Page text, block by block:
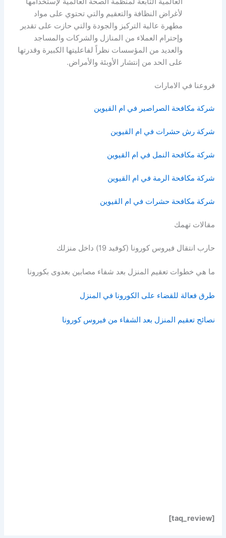
لأغراض النظافة والتعقيم والتي تحتوي على مواد
مطهرة عالية التركيز والجودة والتي حازت على تقدير
وإحترام العملاء من المنازل والشركات والمساجد
والعديد من المؤسسات نظراً لفاعليتها الكبيرة وقدرتها
على الحد من إنتشار الأوبئة والأمراض.
فروعنا في الامارات
شركة مكافحة الصراصير في ام القيوين
شركة رش حشرات في ام القيوين
شركة مكافحة النمل في ام القيوين
شركة مكافحة الرمة في ام القيوين
شركة مكافحة حشرات في ام القيوين
مقالات تهمك
حارب انتقال فيروس كورونا (كوفيد 19) داخل منزلك
ما هي خطوات تعقيم المنزل بعد شفاء مصابين بعدوى بكورونا
طرق فعالة للقضاء على الكورونا في المنزل
نصائح تعقيم المنزل بعد الشفاء من فيروس كورونا
[taq_review]